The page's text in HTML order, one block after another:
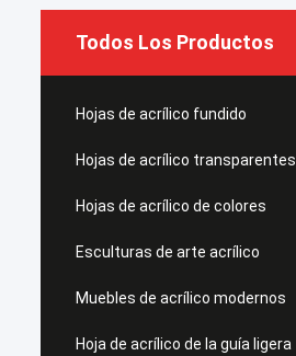
Todos Los Productos
Hojas de acrílico fundido
Hojas de acrílico transparentes
Hojas de acrílico de colores
Esculturas de arte acrílico
Muebles de acrílico modernos
Hoja de acrílico de la guía ligera